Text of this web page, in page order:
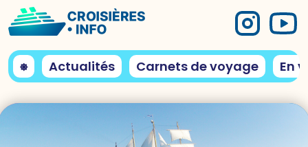
⎈ Actualités Carnets de voyage En